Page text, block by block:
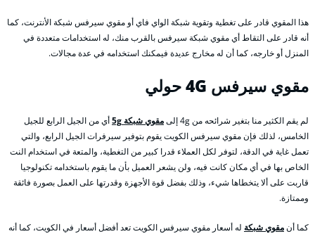
هذا المقوي قادر على تغطية وتقوية شبكة الواي فاي أو مقوي سيرفس شبكة الأنترنت، كما
أنه قادر على التقاط أي مقوي شبكة سيرفس بالقرب منك، له استخدامات متعددة في
المنزل أو خارجه، كما أن له مخارج عديدة فيمكنك استخدامه في عدة مجالات.
مقوي سيرفس 4G حولي
لم يقم الكثير منا بتغير شرائحه من 4g إلى مقوي شبكة 5g
أي من الجيل الرابع للجيل
الخامس، لذلك فإن مقوي سيرفس الكويت يقوم بتوفير سيرفرات الجيل الرابع، والتي
تعمل غاية في الدقة، لتوفر لكل العملاء قدرا كبير من التغطية، والمتعة في استخدام النت
الخاص بها في أي مكان كانت فيه، ولن يشعر العميل بأن ما يقوم باستخدامه تكنولوجيا
قاربت على ألا يتخطاها شيء، وذلك بفضل قوة الأجهزة وقدرتها على العمل بصورة فائقة
وممتازة.
كما أنمقوي شبكة له أسعار مقوي سيرفس الكويت تعد أفضل أسعار في الكويت، كما أنه